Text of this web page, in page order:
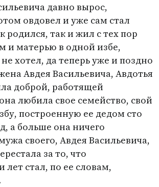
давно вырос,
овдовел и уже сам стал
родился, так и жил с тех пор
и матерью в одной избе,
не хотел, да теперь уже и поздно
Авдея Васильевича, Авдотья
доброй, работящей
любила свое семейство, свой
построенную ее дедом сто
а больше она ничего
своего, Авдея Васильевича,
за то, что
лет стал, по ее словам,